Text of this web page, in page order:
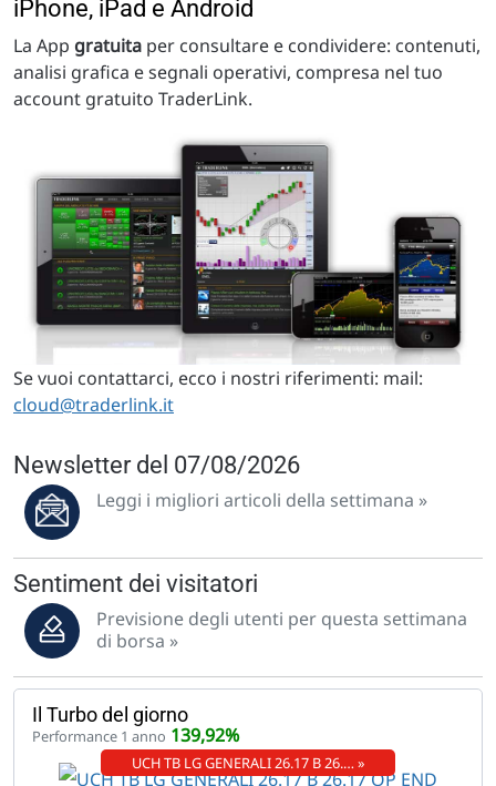
iPhone, iPad e Android
La App gratuita per consultare e condividere: contenuti,
analisi grafica e segnali operativi, compresa nel tuo
account gratuito TraderLink.
Se vuoi contattarci, ecco i nostri riferimenti: mail:
cloud@traderlink.it
Newsletter del 07/08/2026
Leggi i migliori articoli della settimana »
Sentiment dei visitatori
Previsione degli utenti per questa settimana
di borsa »
Il Turbo del giorno
Performance 1 anno 139,92%
UCH TB LG GENERALI 26.17 B 26.… »